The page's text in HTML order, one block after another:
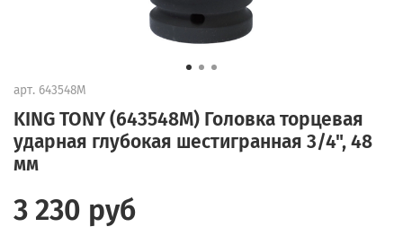
арт. 643548M
KING TONY (643548M) Головка торцевая
ударная глубокая шестигранная 3/4", 48
мм
3 230 руб